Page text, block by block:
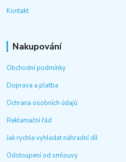
Kontakt
Nakupování
Obchodní podmínky
Doprava a platba
Ochrana osobních údajů
Reklamační řád
Jak rychle vyhledat náhradní díl
Odstoupení od smlouvy